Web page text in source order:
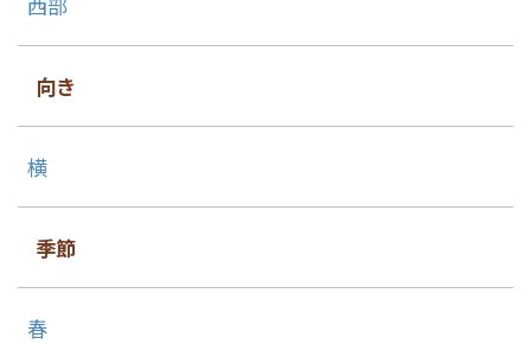
向き
横
季節
春